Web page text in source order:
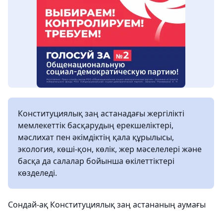
Конституциялық заң астанадағы жергілікті
мемлекеттік басқарудың ерекшеліктері,
мәслихат пен әкімдіктің қала құрылысы,
экология, көші-қон, көлік, жер мәселелері және
басқа да салалар бойынша өкілеттіктері
көзделеді.
Сондай-ақ Конституциялық заң астананың аумағы